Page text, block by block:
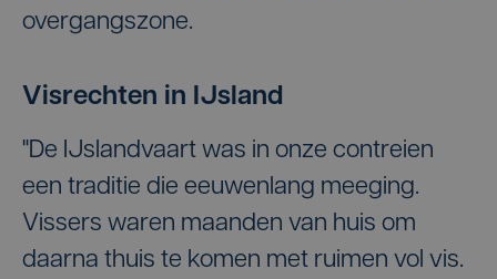
overgangszone.
Visrechten in IJsland
"De IJslandvaart was in onze contreien
een traditie die eeuwenlang meeging.
Vissers waren maanden van huis om
daarna thuis te komen met ruimen vol vis.